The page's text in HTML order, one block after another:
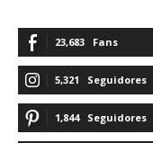
23,683 Fans
5,321 Seguidores
1,844 Seguidores